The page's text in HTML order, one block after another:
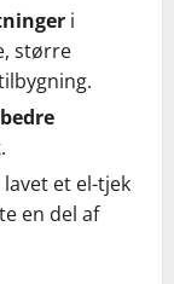
i
større
bedre
.
et el-tjek
en del af